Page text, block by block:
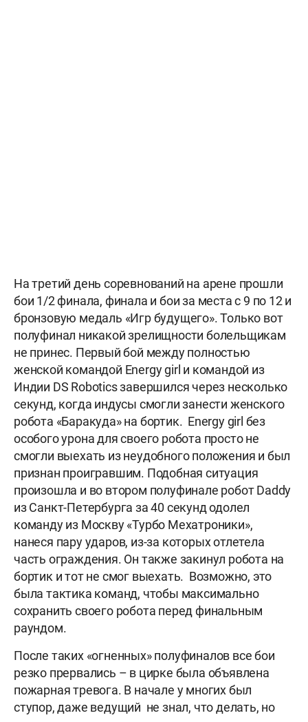
На третий день соревнований на арене прошли
бои 1/2 финала, финала и бои за места с 9 по 12 и
бронзовую медаль «Игр будущего». Только вот
полуфинал никакой зрелищности болельщикам
не принес. Первый бой между полностью
женской командой Energy girl и командой из
Индии DS Robotics завершился через несколько
секунд, когда индусы смогли занести женского
робота «Баракуда» на бортик. Energy girl без
особого урона для своего робота просто не
смогли выехать из неудобного положения и был
признан проигравшим. Подобная ситуация
произошла и во втором полуфинале робот Daddy
из Санкт-Петербурга за 40 секунд одолел
команду из Москву «Турбо Мехатроники»,
нанеся пару ударов, из-за которых отлетела
часть ограждения. Он также закинул робота на
бортик и тот не смог выехать. Возможно, это
была тактика команд, чтобы максимально
сохранить своего робота перед финальным
раундом.
После таких «огненных» полуфиналов все бои
резко прервались – в цирке была объявлена
пожарная тревога. В начале у многих был
ступор, даже ведущий не знал, что делать, но